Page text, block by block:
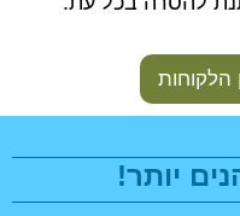
יותר!